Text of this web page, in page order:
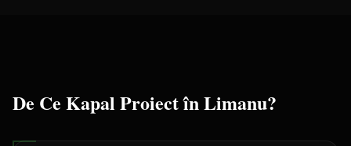
De Ce Kapal Proiect înLimanu?